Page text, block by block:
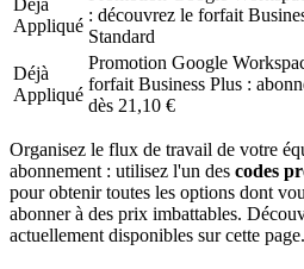
Déjà
Appliqué
: découvrez le forfait
Standard
Déjà
Appliqué
Promotion Google
forfait Business Plus :
dès 21,10 €
Organisez le flux de travail de votre
abonnement : utilisez l'un des codes
pour obtenir toutes les options dont
abonner à des prix imbattables.
actuellement disponibles sur cette page.